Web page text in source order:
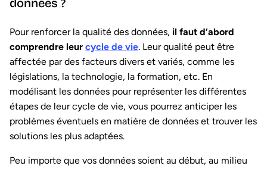
données ?
Pour renforcer la qualité des données, il faut d’abord
comprendre leur cycle de vie. Leur qualité peut être
affectée par des facteurs divers et variés, comme les
législations, la technologie, la formation, etc. En
modélisant les données pour représenter les différentes
étapes de leur cycle de vie, vous pourrez anticiper les
problèmes éventuels en matière de données et trouver les
solutions les plus adaptées.
Peu importe que vos données soient au début, au milieu